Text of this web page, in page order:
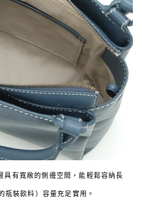
有寬敞的側邊空間，能輕鬆容納長
裝飲料）容量充足實用。